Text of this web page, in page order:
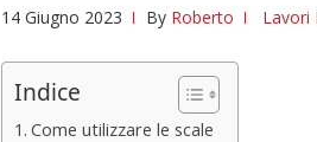
14 Giugno 2023 By Roberto Lavori
Indice
Come utilizzare le scale